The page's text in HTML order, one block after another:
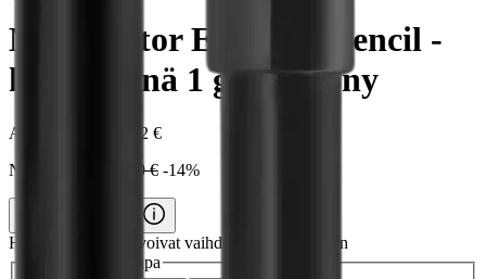
Max Factor Eyebrow Pencil -
kulmakynä 1 g 01 Ebony
Alennettu hinta
6,72 €
Normaalihinta:
7,90 € -14%
Hinta ja saatavuus voivat vaihdella myymälöittäin
Valitse toimitustapa